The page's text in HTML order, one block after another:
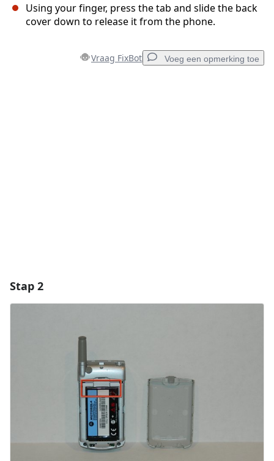
Using your finger, press the tab and slide the back
cover down to release it from the phone.
Vraag FixBot Voeg een opmerking toe
Stap 2